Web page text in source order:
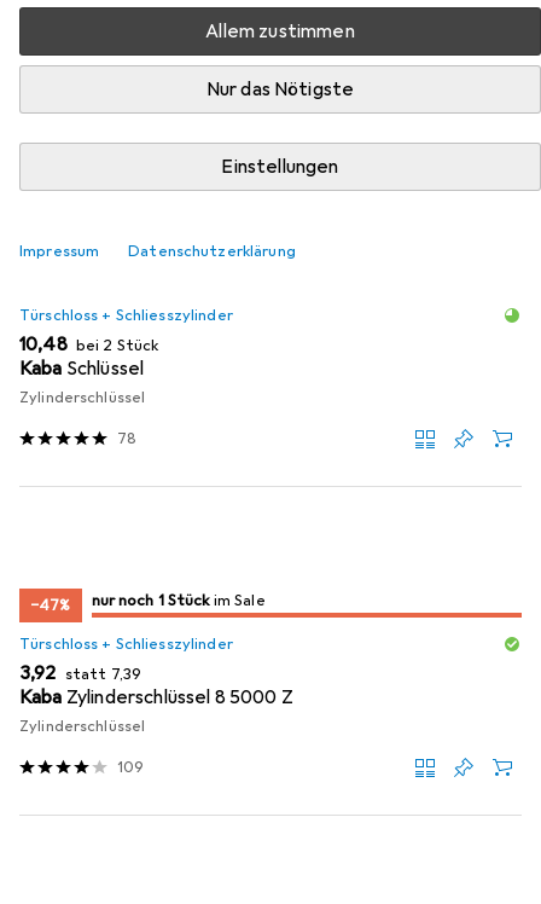
Allem zustimmen
Nur das Nötigste
Einstellungen
Impressum Datenschutzerklärung
Beliebt Heusser
Türschloss + Schliesszylinder
EUR
10,48 bei 2 Stück
Kaba Schlüssel
Zylinderschlüssel
78
−47% noch 1 Stückim Sale
nur noch 1 Stück im Sale
Türschloss + Schliesszylinder
EUR
3,92 statt EUR
7,39
Kaba Zylinderschlüssel 8 5000 Z
Zylinderschlüssel
109